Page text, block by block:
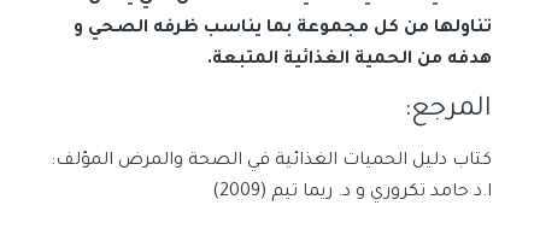
تناولها من كل مجموعة بما يناسب ظرفه الصحي و
هدفه من الحمية الغذائية المتبعة.
المرجع:
كتاب دليل الحميات الغذائية في الصحة والمرض المؤلف:
ا.د حامد تكروري و د. ريما تيم (2009)